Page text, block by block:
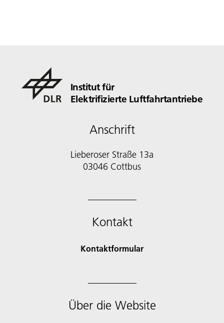
Institut für
Elektrifizierte Luftfahrtantriebe
Anschrift
Lieberoser Straße 13a
03046 Cottbus
Kontakt
Kontaktformular
Über die Website